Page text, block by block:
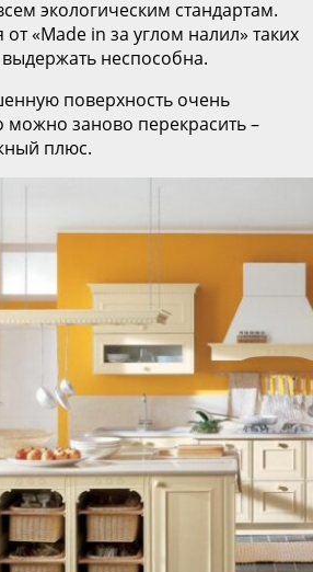
экологическим стандартам.
«Made in за углом налил» таких
выдержать неспособна.
поверхность очень
можно заново перекрасить –
плюс.